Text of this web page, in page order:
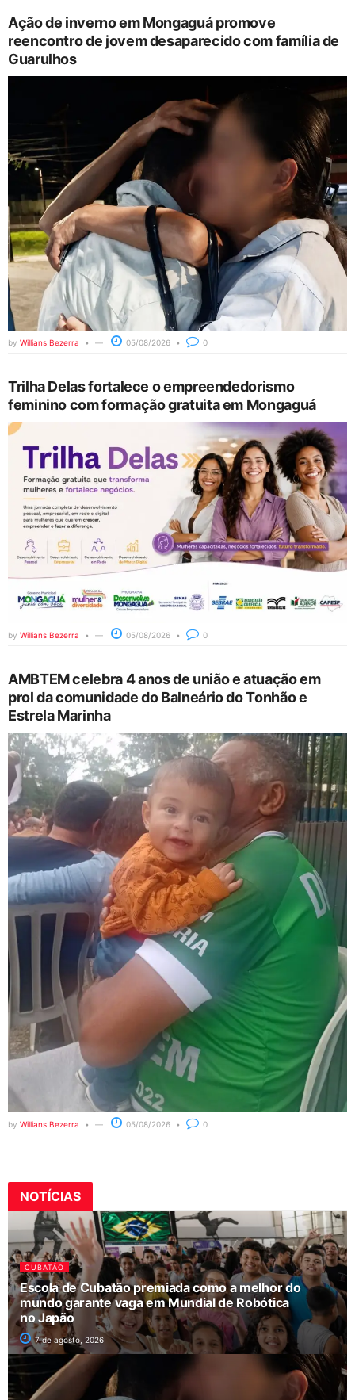
Ação de inverno em Mongaguá promove
reencontro de jovem desaparecido com família de
Guarulhos
by Willians Bezerra 05/08/2026 0
Trilha Delas fortalece o empreendedorismo
feminino com formação gratuita em Mongaguá
by Willians Bezerra 05/08/2026 0
AMBTEM celebra 4 anos de união e atuação em
prol da comunidade do Balneário do Tonhão e
Estrela Marinha
by Willians Bezerra 05/08/2026 0
NOTÍCIAS
CUBATÃO
Escola de Cubatão premiada como a melhor do
mundo garante vaga em Mundial de Robótica
no Japão
7 de agosto, 2026